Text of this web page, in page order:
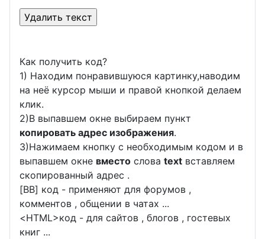
Как получить код?
1) Находим понравившуюся картинку,наводим
на неё курсор мыши и правой кнопкой делаем
клик.
2)В выпавшем окне выбираем пункт
копировать адрес изображения.
3)Нажимаем кнопку с необходимым кодом и в
выпавшем окне вместо слова text вставляем
скопированный адрес .
[BB] код - применяют для форумов ,
комментов , общении в чатах ...
<HTML>код - для сайтов , блогов , гостевых
книг ...